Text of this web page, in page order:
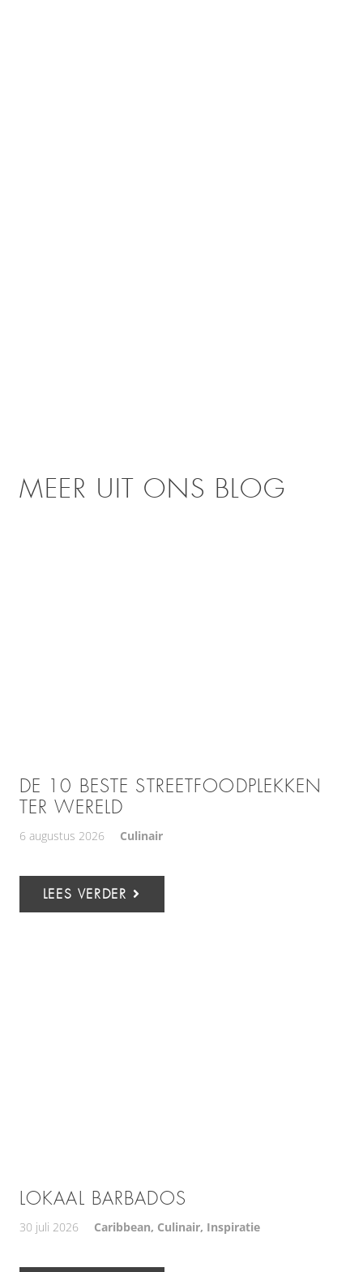
MEER UIT ONS BLOG
DE 10 BESTE STREETFOODPLEKKEN
TER WERELD
6 augustus 2026 Culinair
LEES VERDER
LOKAAL BARBADOS
30 juli 2026 Caribbean, Culinair, Inspiratie